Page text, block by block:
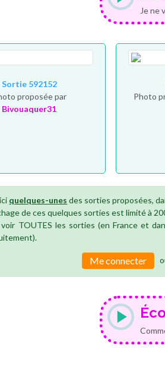
Je ne
Sortie 592152
proposée par
Bivouaquer31
Photo
quelques-unes des sorties proposées,
de ces quelques sorties est limité à
TOUTES les sorties (en France et
Me connecter